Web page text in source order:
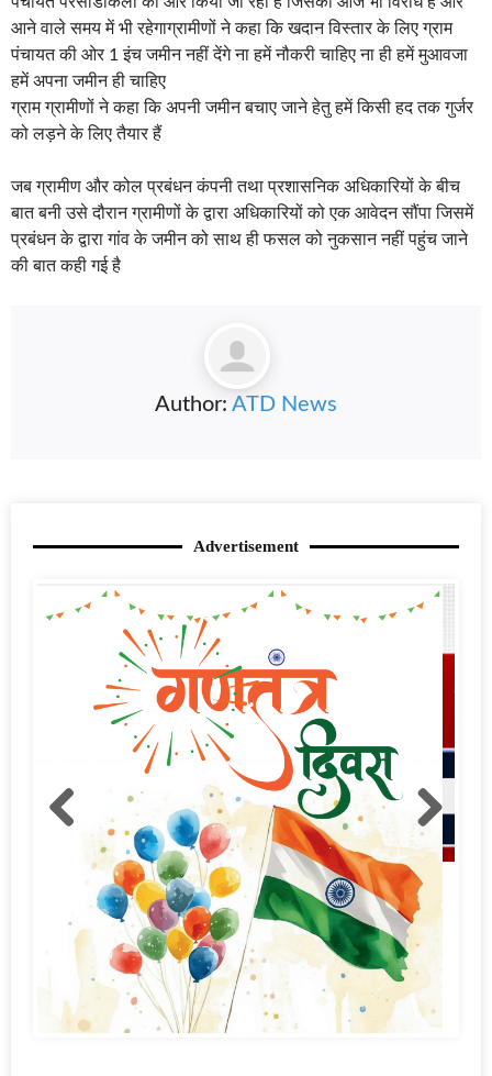
जब ग्रामीण और कोल प्रबंधन कंपनी तथा प्रशासनिक अधिकारियों के बीच
बात बनी उसे दौरान ग्रामीणों के द्वारा अधिकारियों को एक आवेदन सौंपा जिसमें
प्रबंधन के द्वारा गांव के जमीन को साथ ही फसल को नुकसान नहीं पहुंच जाने
की बात कही गई है
Author: ATD News
Advertisement